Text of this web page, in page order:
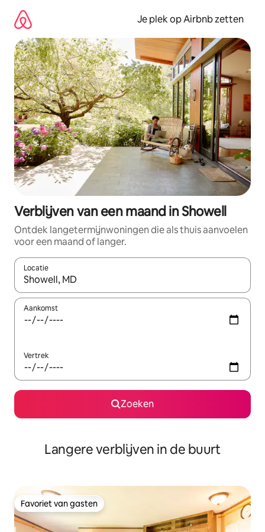
direct
naar
inhoud
Je plek op Airbnb zetten
Verblijven van een maand in Showell
Ontdek langetermijnwoningen die als thuis aanvoelen
voor een maand of langer.
Locatie
Wanneer er resultaten beschikbaar zijn, maak je een keuze
Aankomst
Vertrek
Zoeken
Langere verblijven in de buurt
Favoriet van gasten
Favoriet van gasten